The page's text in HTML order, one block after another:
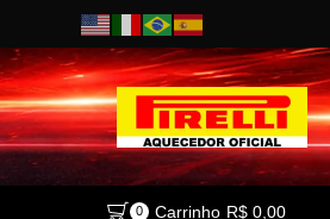
0 Carrinho R$0,00